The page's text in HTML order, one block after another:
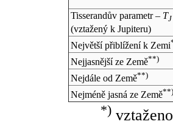
Tisserandův parametr – TJ
(vztažený k Jupiteru)
Největší přiblížení k Zemi
Nejjasnější ze Země**)
Nejdále od Země**)
Nejméně jasná ze Země**)
*)